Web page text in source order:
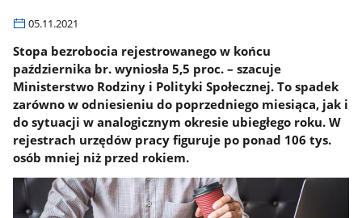
05.11.2021
Stopa bezrobocia rejestrowanego w końcu
października br. wyniosła 5,5 proc. – szacuje
Ministerstwo Rodziny i Polityki Społecznej. To spadek
zarówno w odniesieniu do poprzedniego miesiąca, jak i
do sytuacji w analogicznym okresie ubiegłego roku. W
rejestrach urzędów pracy figuruje po ponad 106 tys.
osób mniej niż przed rokiem.